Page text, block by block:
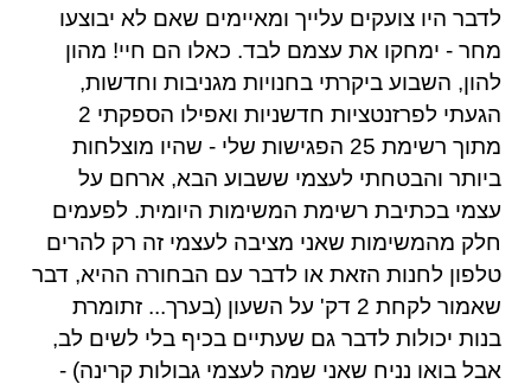
לדבר היו צועקים עלייך ומאיימים שאם לא יבוצעו
מחר - ימחקו את עצמם לבד. כאלו הם חיי! מהון
להון, השבוע ביקרתי בחנויות מגניבות וחדשות,
הגעתי לפרזנטציות חדשניות ואפילו הספקתי 2
מתוך רשימת 25 הפגישות שלי - שהיו מוצלחות
ביותר והבטחתי לעצמי ששבוע הבא, ארחם על
עצמי בכתיבת רשימת המשימות היומית. לפעמים
חלק מהמשימות שאני מציבה לעצמי זה רק להרים
טלפון לחנות הזאת או לדבר עם הבחורה ההיא, דבר
שאמור לקחת 2 דק' על השעון (בערך... זתומרת
בנות יכולות לדבר גם שעתיים בכיף בלי לשים לב,
אבל בואו נניח שאני שמה לעצמי גבולות קרינה) -